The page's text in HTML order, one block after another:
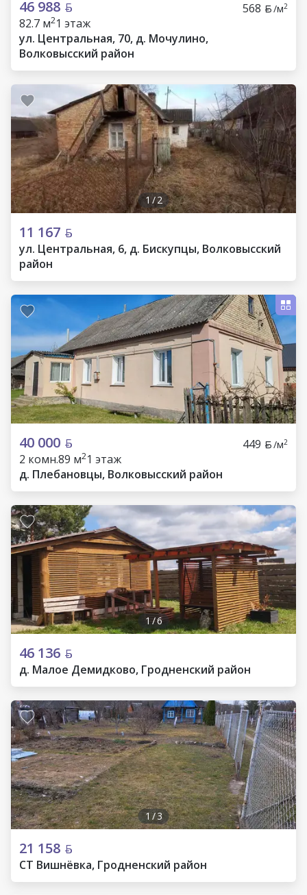
46 988 568 /м2
82.7 м21 этаж
ул. Центральная, 70, д. Мочулино,
Волковысский район
1 /2
11 167
ул. Центральная, 6, д. Бискупцы, Волковысский
район
40 000 449 /м2
2 комн.89 м21 этаж
д. Плебановцы, Волковысский район
1 /6
46 136
д. Малое Демидково, Гродненский район
1/3
21 158
СТ Вишнёвка, Гродненский район